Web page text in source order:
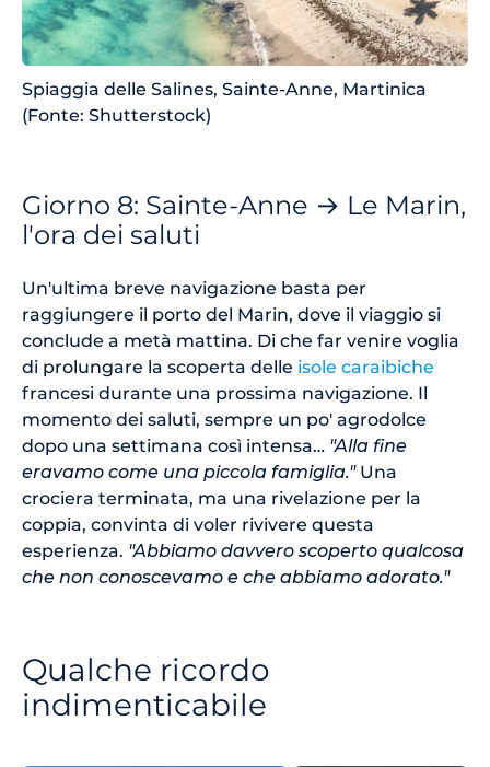
Spiaggia delle Salines, Sainte-Anne, Martinica
(Fonte: Shutterstock)
Giorno 8: Sainte-Anne → Le Marin,
l'ora dei saluti
Un'ultima breve navigazione basta per
raggiungere il porto del Marin, dove il viaggio si
conclude a metà mattina. Di che far venire voglia
di prolungare la scoperta delle isole caraibiche
francesi durante una prossima navigazione. Il
momento dei saluti, sempre un po' agrodolce
dopo una settimana così intensa… "Alla fine
eravamo come una piccola famiglia."Una
crociera terminata, ma una rivelazione per la
coppia, convinta di voler rivivere questa
esperienza. "Abbiamo davvero scoperto qualcosa
che non conoscevamo e che abbiamo adorato."
Qualche ricordo
indimenticabile